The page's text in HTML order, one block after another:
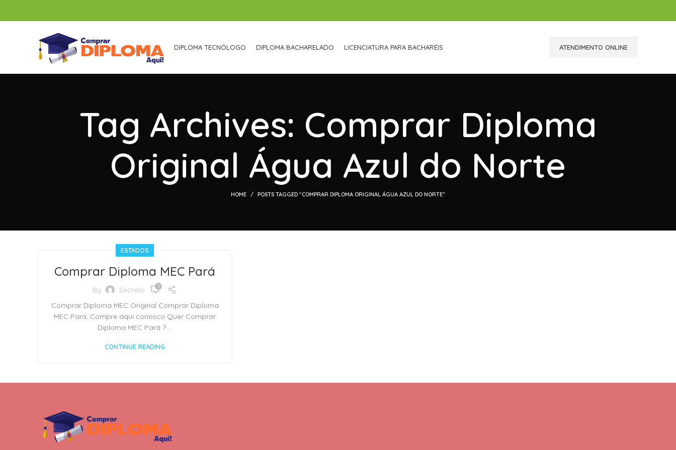
DIPLOMA TECNÓLOGO DIPLOMA BACHARELADO LICENCIATURA PARA BACHARÉIS ATENDIMENTO ONLINE
Tag Archives: Comprar Diploma
Original Água Azul do Norte
HOME POSTS TAGGED "COMPRAR DIPLOMA ORIGINAL ÁGUA AZUL DO NORTE"
ESTADOS
Comprar Diploma MEC Pará
By Secreto 0
Comprar Diploma MEC Original Comprar Diploma
MEC Pará: Compre aqui conosco Quer Comprar
Diploma MEC Pará ? ...
CONTINUE READING